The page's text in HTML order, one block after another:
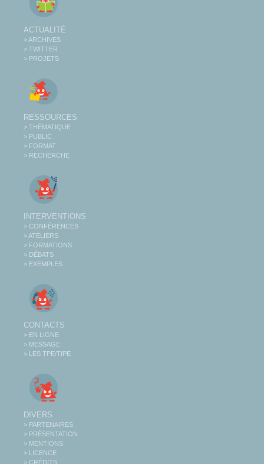
ACTUALITÉ
> ARCHIVES
> TWITTER
> PROJETS
RESSOURCES
> THÉMATIQUE
> PUBLIC
> FORMAT
> RECHERCHE
INTERVENTIONS
> CONFÉRENCES
> ATELIERS
> FORMATIONS
> DÉBATS
> EXEMPLES
CONTACTS
> EN LIGNE
> MESSAGE
> LES TPE/TIPE
DIVERS
> PARTENAIRES
> PRÉSENTATION
> MENTIONS
> LICENCE
> CRÉDITS